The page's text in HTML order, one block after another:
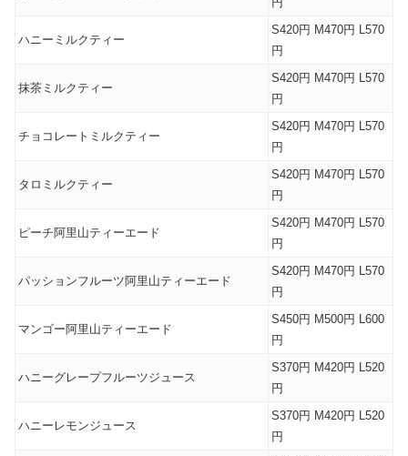
ハニーミルクティー
S420円 M470円 L570
円
抹茶ミルクティー
S420円 M470円 L570
円
チョコレートミルクティー
S420円 M470円 L570
円
タロミルクティー
S420円 M470円 L570
円
ピーチ阿里山ティーエード
S420円 M470円 L570
円
パッションフルーツ阿里山ティーエード
S420円 M470円 L570
円
マンゴー阿里山ティーエード
S450円 M500円 L600
円
ハニーグレープフルーツジュース
S370円 M420円 L520
円
ハニーレモンジュース
S370円 M420円 L520
円